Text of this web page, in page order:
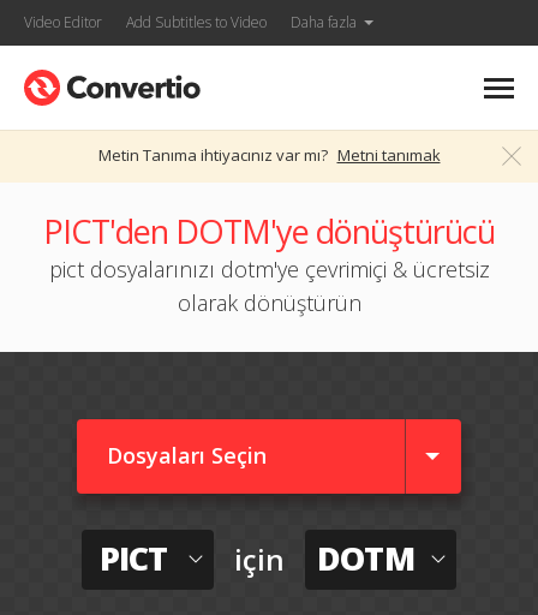
Video Editor Add Subtitles to Video Daha fazla
Metin Tanıma ihtiyacınız var mı? Metni tanımak
PICT'den DOTM'ye dönüştürücü
pict dosyalarınızı dotm'ye çevrimiçi & ücretsiz
olarak dönüştürün
Dosyaları Seçin
PICT için DOTM